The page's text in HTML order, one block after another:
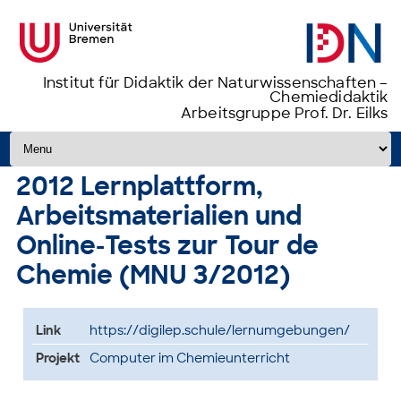
Institut für Didaktik der Naturwissenschaften –
Chemiedidaktik
Arbeitsgruppe Prof. Dr. Eilks
Zum Inhalt springen
2012 Lernplattform,
Arbeitsmaterialien und
Online-Tests zur Tour de
Chemie (MNU 3/2012)
Link
https://digilep.schule/lernumgebungen/
Projekt
Computer im Chemieunterricht